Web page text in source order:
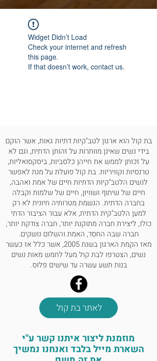
Widget Didn’t Load
Check your internet and refresh
this page.
If that doesn’t work, contact us.
בת קול הוא ארגון לטב"קיות דתיות גאות, אשר הוקם
בידי נשים שאינן מוותרות על זהותן הדתית, וגם לא
על זכותן לממש את חייהן כלסביות, ביסקסואליות,
טרנסיות וקוויריות. בת קול פועלת על מנת לאפשר
לנשים הלטב"קיות הדתיות חיים של אמת ואהבה,
חיים של שיתוף ושוויון, חיים של שלמות וקבלה
בחברה הדתית. הגשמת מטרותיה חיונית לא רק
למען הלטב"קית הדתית, אלא עבור הציבור הדתי
כולו, ליצירת חברה מתוקנת יותר, חברה צודקת יותר,
חברה שבה החסד, האמת והשלום נושקים.
מאז הקמת הארגון בשנת 2005, אשר כלל אז כעשר
נשים, הצטרפו לבת קול מעל לחמש מאות נשים
בנות תשע עשרה עד שישים פלוס.
לאתר בת קול
מוזמנת ליצור איתנו קשר ע"י
השארת מייל בלבד ואנחנו נמשיך